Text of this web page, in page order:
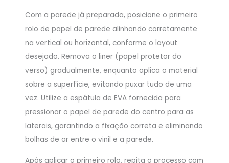
Com a parede já preparada, posicione o primeiro
rolo de papel de parede alinhando corretamente
na vertical ou horizontal, conforme o layout
desejado. Remova o liner (papel protetor do
verso) gradualmente, enquanto aplica o material
sobre a superfície, evitando puxar tudo de uma
vez. Utilize a espátula de EVA fornecida para
pressionar o papel de parede do centro para as
laterais, garantindo a fixação correta e eliminando
bolhas de ar entre o vinil e a parede.
Após aplicar o primeiro rolo, repita o processo com